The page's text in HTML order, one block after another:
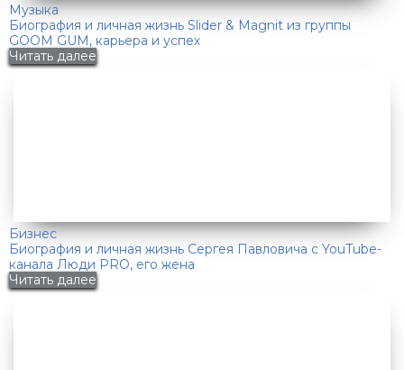
Музыка
Биография и личная жизнь Slider & Magnit из группы
GOOM GUM, карьера и успех
Читать далее
Бизнес
Биография и личная жизнь Сергея Павловича с YouTube-
канала Люди PRO, его жена
Читать далее